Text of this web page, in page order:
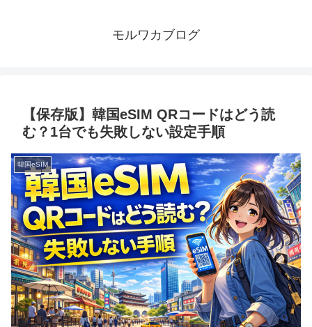
モルワカブログ
【保存版】韓国eSIM QRコードはどう読
む？1台でも失敗しない設定手順
韓国eSIM